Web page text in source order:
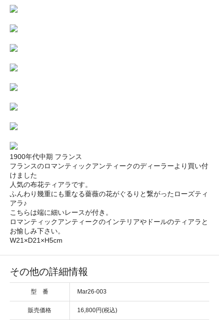
1900年代中期 フランス
フランスのロマンティックアンティークのディーラーより買い付
けました
人気の布花ティアラです。
ふんわり幾重にも重なる薔薇の花がぐるりと繋がったローズティ
アラ♪
こちらは端に細いレースが付き。
ロマンティックアンティークのインテリアやドールのティアラと
お愉しみ下さい。
W21×D21×H5cm
その他の詳細情報
型 番 Mar26-003
販売価格 16,800円(税込)